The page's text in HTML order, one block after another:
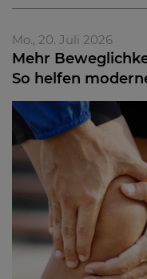
Mo., 20. Juli 2026
Mehr
So helfen